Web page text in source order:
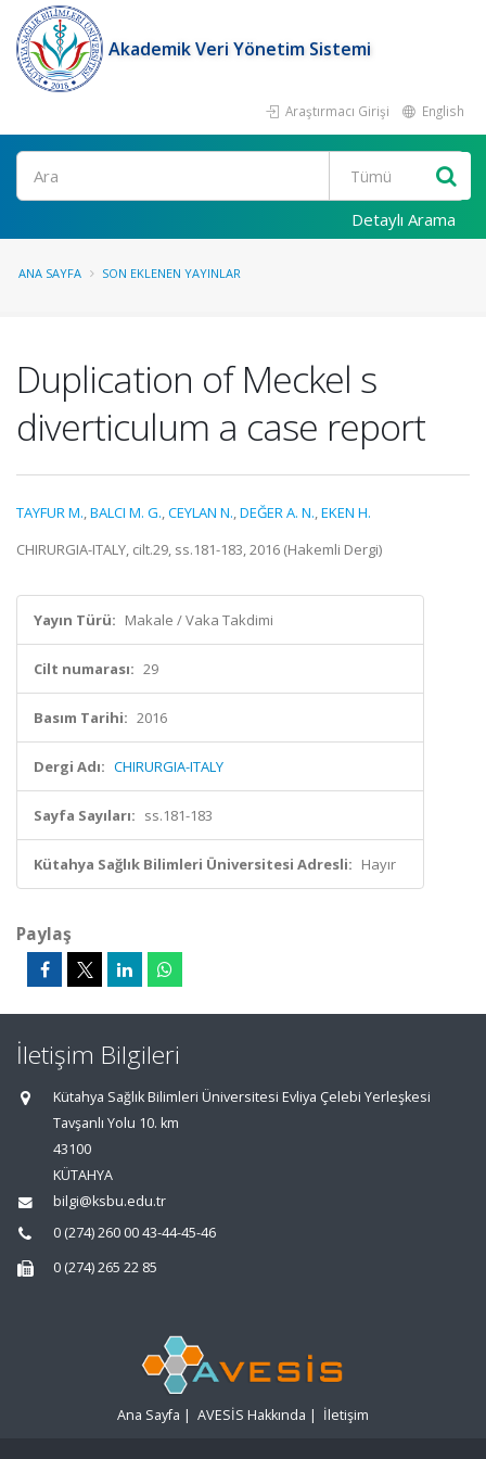
Akademik Veri Yönetim Sistemi
Araştırmacı Girişi English
Ara
Detaylı Arama
ANA SAYFA SON EKLENEN YAYINLAR
Duplication of Meckel s
diverticulum a case report
TAYFUR M.,BALCI M. G.,CEYLAN N.,DEĞER A. N.,EKEN H.
CHIRURGIA-ITALY, cilt.29, ss.181-183, 2016 (Hakemli Dergi)
Yayın Türü: Makale / Vaka Takdimi
Cilt numarası: 29
Basım Tarihi: 2016
Dergi Adı: CHIRURGIA-ITALY
Sayfa Sayıları: ss.181-183
Kütahya Sağlık Bilimleri Üniversitesi Adresli: Hayır
Paylaş
İletişim Bilgileri
Kütahya Sağlık Bilimleri Üniversitesi Evliya Çelebi Yerleşkesi
Tavşanlı Yolu 10. km
43100
KÜTAHYA
bilgi@ksbu.edu.tr
0 (274) 260 00 43-44-45-46
0 (274) 265 22 85
Ana Sayfa | AVESİS Hakkında | İletişim